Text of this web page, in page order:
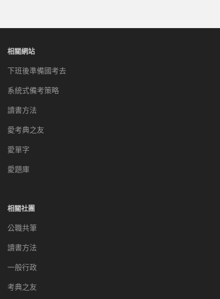
相關網站
下班後準備國考去
系統式備考策略
讀書方法
愛考典之友
愛單字
愛題庫
相關社團
公職共筆
讀書方法
一般行政
考典之友